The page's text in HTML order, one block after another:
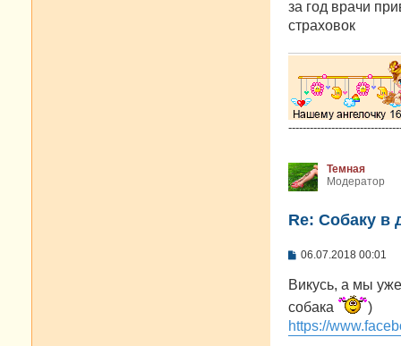
щ
е
н
за год врачи
страховок
Темная
Модератор
Re: Собаку в
С
б
щ
е
н
06.07.2018 00:01
Викусь, а мы
собака
)
https://